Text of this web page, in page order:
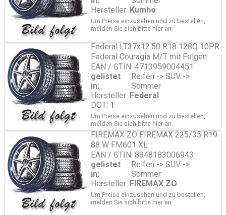
Hersteller: Kumho
Um Preise einzusehen und zu bestellen,
melden Sie sich bitte hier an.
Federal LT37x12.50 R18 128Q 10PR
Federal Couragia M/T mit Felgen
EAN / GTIN: 4713959004451
gelistet
in:
Reifen -> SUV ->
Sommer
Hersteller: Federal
DOT: 1
Um Preise einzusehen und zu bestellen,
melden Sie sich bitte hier an.
FIREMAX ZO FIREMAX 225/35 R19
88 W FM601 XL
EAN / GTIN: 8848183006943
gelistet
in:
Reifen -> SUV ->
Sommer
Hersteller: FIREMAX ZO
Um Preise einzusehen und zu bestellen,
melden Sie sich bitte hier an.